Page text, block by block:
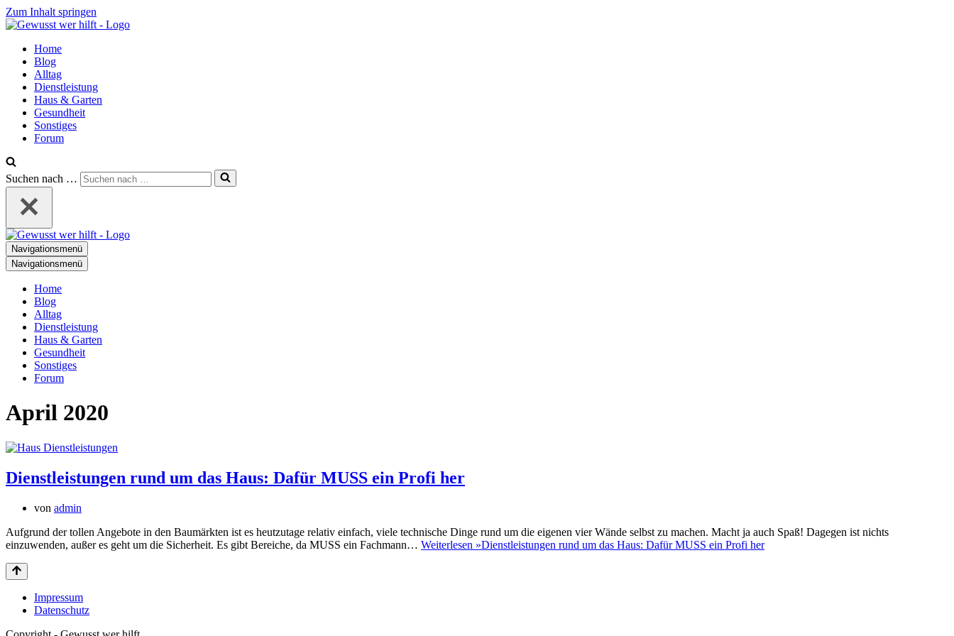
Zum Inhalt springen
Home
Blog
Alltag
Dienstleistung
Haus & Garten
Gesundheit
Sonstiges
Forum
Suchen nach …
Navigationsmenü
Navigationsmenü
Home
Blog
Alltag
Dienstleistung
Haus & Garten
Gesundheit
Sonstiges
Forum
April 2020
Dienstleistungen rund um das Haus: Dafür MUSS ein Profi her
von admin
Aufgrund der tollen Angebote in den Baumärkten ist es heutzutage relativ einfach, viele technische Dinge rund um die eigenen vier Wände selbst zu machen. Macht ja auch Spaß! Dagegen ist nichts
einzuwenden, außer es geht um die Sicherheit. Es gibt Bereiche, da MUSS ein Fachmann… Weiterlesen »Dienstleistungen rund um das Haus: Dafür MUSS ein Profi her
Impressum
Datenschutz